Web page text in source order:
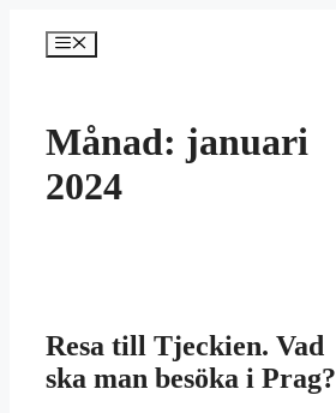
innehåll
Meny
Månad: januari
2024
Resa till Tjeckien. Vad
ska man besöka i Prag?